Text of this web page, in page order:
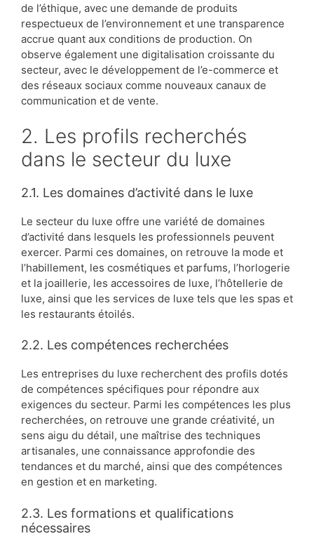
de l’éthique, avec une demande de produits
respectueux de l’environnement et une transparence
accrue quant aux conditions de production. On
observe également une digitalisation croissante du
secteur, avec le développement de l’e-commerce et
des réseaux sociaux comme nouveaux canaux de
communication et de vente.
2. Les profils recherchés
dans le secteur du luxe
2.1. Les domaines d’activité dans le luxe
Le secteur du luxe offre une variété de domaines
d’activité dans lesquels les professionnels peuvent
exercer. Parmi ces domaines, on retrouve la mode et
l’habillement, les cosmétiques et parfums, l’horlogerie
et la joaillerie, les accessoires de luxe, l’hôtellerie de
luxe, ainsi que les services de luxe tels que les spas et
les restaurants étoilés.
2.2. Les compétences recherchées
Les entreprises du luxe recherchent des profils dotés
de compétences spécifiques pour répondre aux
exigences du secteur. Parmi les compétences les plus
recherchées, on retrouve une grande créativité, un
sens aigu du détail, une maîtrise des techniques
artisanales, une connaissance approfondie des
tendances et du marché, ainsi que des compétences
en gestion et en marketing.
2.3. Les formations et qualifications
nécessaires